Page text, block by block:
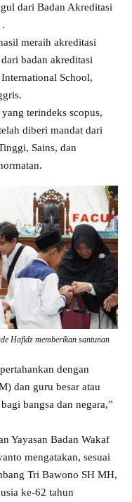
dari Badan Akreditasi
meraih akreditasi
badan akreditasi
School,
terindeks scopus,
diberi mandat dari
Sains, dan
Hafidz memberikan santunan
dengan
dan guru besar atau
bangsa dan negara,”
Yayasan Badan Wakaf
mengatakan, sesuai
Tri Bawono SH MH,
ke-62 tahun